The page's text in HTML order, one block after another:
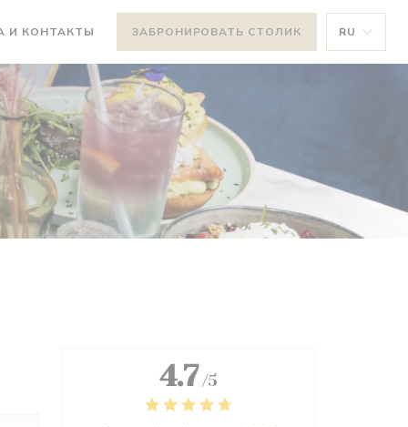
И КОНТАКТЫ ЗАБРОНИРОВАТЬ СТОЛИК RU
4.7 /5